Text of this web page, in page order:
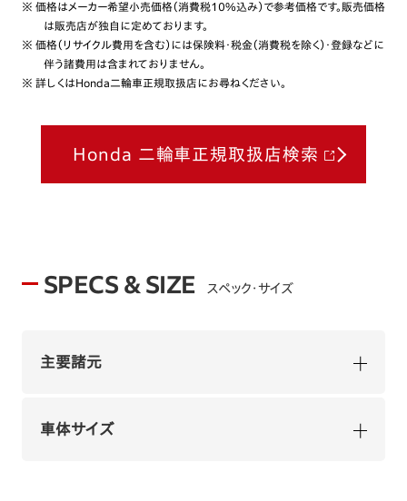
※ 価格はメーカー希望小売価格（消費税10%込み）で参考価格です。販売価格
は販売店が独自に定めております。
※ 価格（リサイクル費用を含む）には保険料・税金（消費税を除く）・登録などに
伴う諸費用は含まれておりません。
※ 詳しくはHonda二輪車正規取扱店にお尋ねください。
Honda 二輪車正規取扱店検索
SPECS & SIZE スペック・サイズ
主要諸元
車体サイズ